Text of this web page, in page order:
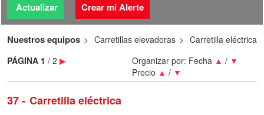
Actualizar Crear mi Alerte
Nuestros equipos Carretillas elevadoras Carretilla eléctrica
37 Carretilla eléctrica
Organizar por: Fecha ▲ / ▼
Precio ▲ / ▼
PÁGINA 1 / 2 ▶